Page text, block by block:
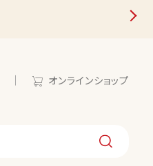
オンラインショップ